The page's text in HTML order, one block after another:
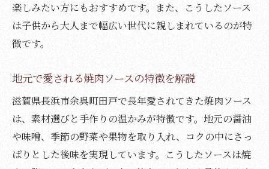
楽しみたい方にもおすすめです。また、こうしたソース
は子供から大人まで幅広い世代に親しまれているのが特
徴です。
地元で愛される焼肉ソースの特徴を解説
滋賀県長浜市余呉町田戸で長年愛されてきた焼肉ソース
は、素材選びと手作りの温かみが特徴です。地元の醤油
や味噌、季節の野菜や果物を取り入れ、コクの中にさっ
ぱりとした後味を実現しています。こうしたソースは焼